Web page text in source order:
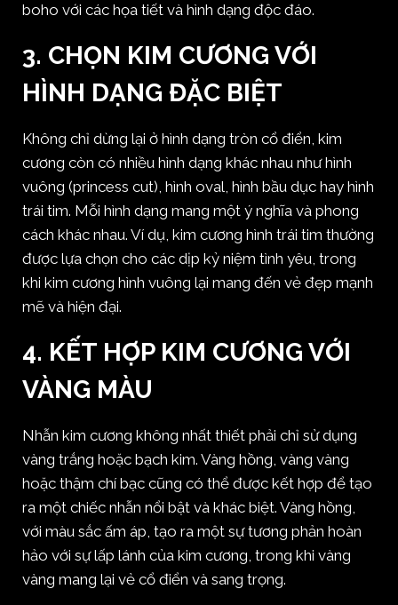
boho với các họa tiết và hình dạng độc đáo.
3. CHỌN KIM CƯƠNG VỚI
HÌNH DẠNG ĐẶC BIỆT
Không chỉ dừng lại ở hình dạng tròn cổ điển, kim
cương còn có nhiều hình dạng khác nhau như hình
vuông (princess cut), hình oval, hình bầu dục hay hình
trái tim. Mỗi hình dạng mang một ý nghĩa và phong
cách khác nhau. Ví dụ, kim cương hình trái tim thường
được lựa chọn cho các dịp kỷ niệm tình yêu, trong
khi kim cương hình vuông lại mang đến vẻ đẹp mạnh
mẽ và hiện đại.
4. KẾT HỢP KIM CƯƠNG VỚI
VÀNG MÀU
Nhẫn kim cương không nhất thiết phải chỉ sử dụng
vàng trắng hoặc bạch kim. Vàng hồng, vàng vàng
hoặc thậm chí bạc cũng có thể được kết hợp để tạo
ra một chiếc nhẫn nổi bật và khác biệt. Vàng hồng,
với màu sắc ấm áp, tạo ra một sự tương phản hoàn
hảo với sự lấp lánh của kim cương, trong khi vàng
vàng mang lại vẻ cổ điển và sang trọng.